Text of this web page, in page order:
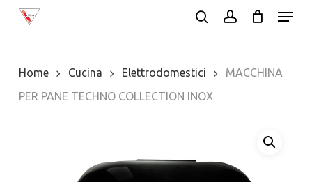
Skip
content
Menu
Home Cucina Elettrodomestici
MACCHINA
PER PANE TECHNO COLLECTION INOX
Menu